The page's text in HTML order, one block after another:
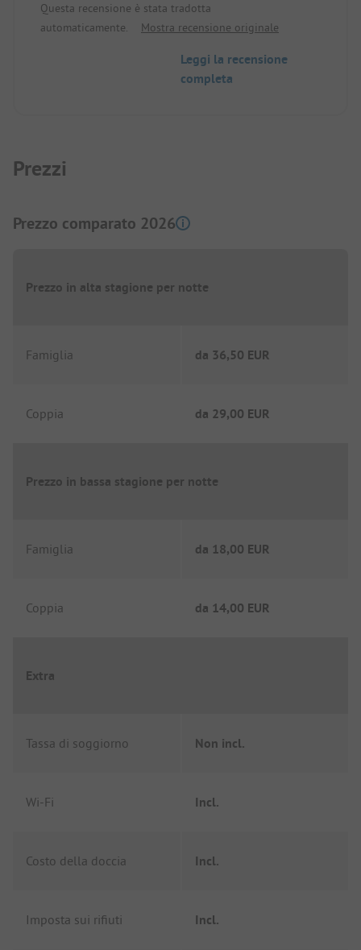
Questa recensione è stata tradotta
automaticamente.
Mostra recensione originale
Leggi la recensione
completa
Prezzi
Prezzo comparato 2026
Prezzo in alta stagione per notte
Famiglia da 36,50 EUR
Coppia da 29,00 EUR
Prezzo in bassa stagione per notte
Famiglia da 18,00 EUR
Coppia da 14,00 EUR
Extra
Tassa di soggiorno Non incl.
Wi-Fi Incl.
Costo della doccia Incl.
Imposta sui rifiuti Incl.